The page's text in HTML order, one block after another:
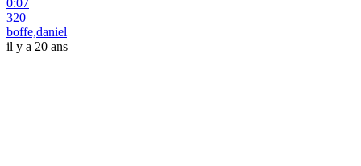
0:07
320
boffe,daniel
il y a 20 ans